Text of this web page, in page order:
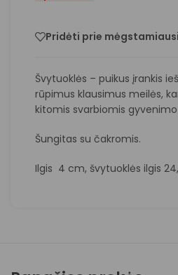
Pridėti prie
Švytuoklės – puikus įrankis
rūpimus klausimus meilės,
kitomis svarbiomis
Šungitas su čakromis.
Ilgis 4 cm, švytuoklės ilgis